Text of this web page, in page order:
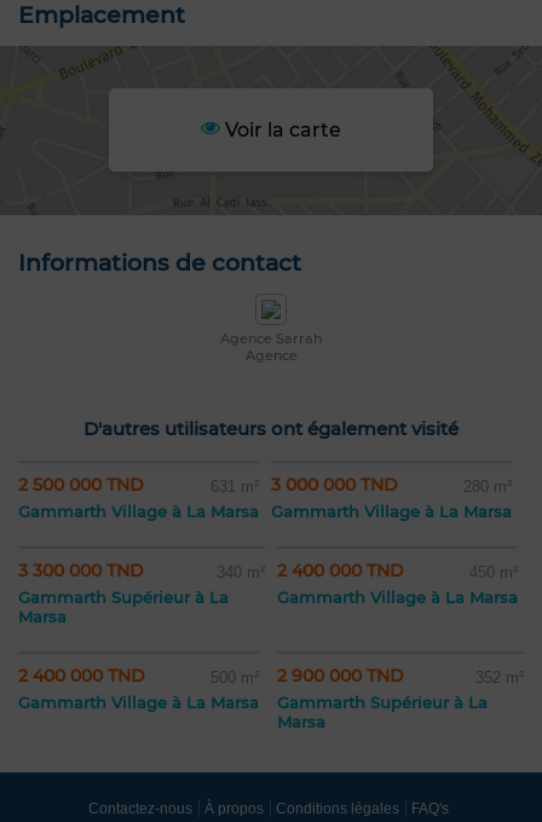
Emplacement
Voir la carte
Informations de contact
Agence Sarrah
Agence
D'autres utilisateurs ont également visité
2 500 000 TND 631 m²
Gammarth Village à La Marsa
3 000 000 TND 280 m²
Gammarth Village à La Marsa
3 300 000 TND 340 m²
Gammarth Supérieur à La
Marsa
2 400 000 TND 450 m²
Gammarth Village à La Marsa
2 400 000 TND 500 m²
Gammarth Village à La Marsa
2 900 000 TND 352 m²
Gammarth Supérieur à La
Marsa
Contactez-nous À propos Conditions légales FAQ's